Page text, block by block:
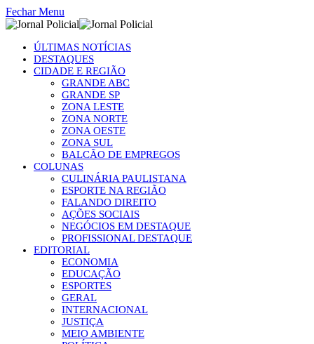
Fechar Menu
ÚLTIMAS NOTÍCIAS
DESTAQUES
CIDADE E REGIÃO
GRANDE ABC
GRANDE SP
ZONA LESTE
ZONA NORTE
ZONA OESTE
ZONA SUL
BALCÃO DE EMPREGOS
COLUNAS
CULINÁRIA PAULISTANA
ESPORTE NA REGIÃO
FALANDO DIREITO
AÇÕES SOCIAIS
NEGÓCIOS EM DESTAQUE
PROFISSIONAL DESTAQUE
EDITORIAL
ECONOMIA
EDUCAÇÃO
ESPORTES
GERAL
INTERNACIONAL
JUSTIÇA
MEIO AMBIENTE